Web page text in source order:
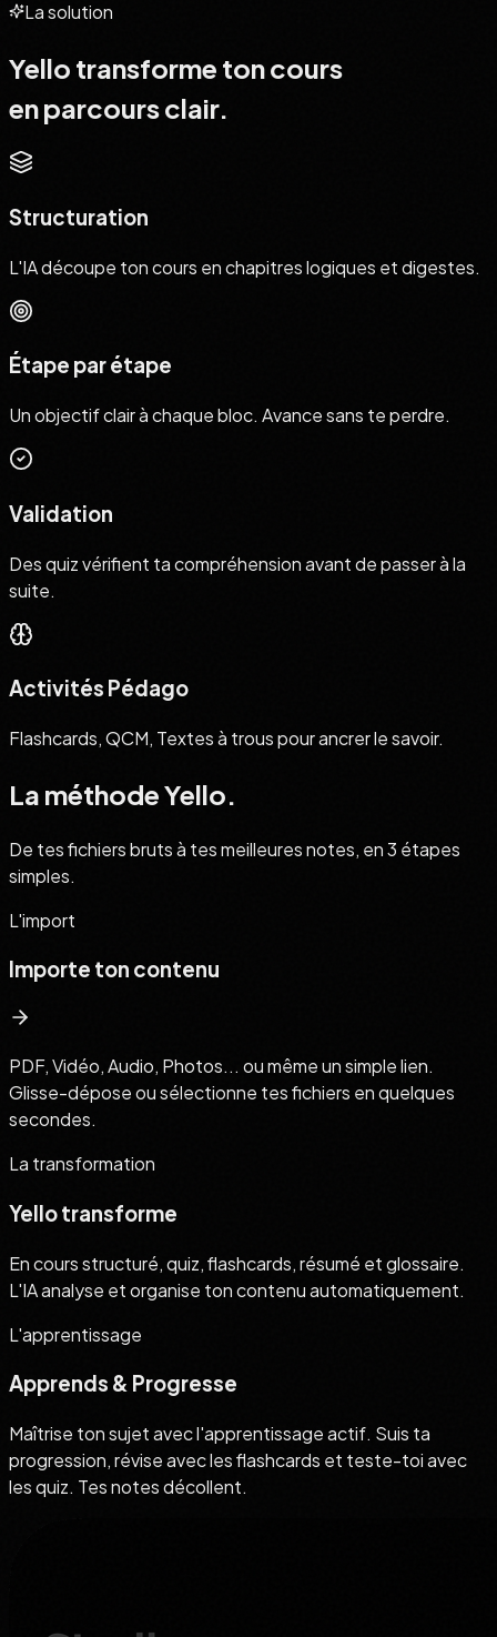
La solution
Yello transforme ton cours
en parcours clair.
Structuration
L'IA découpe ton cours en chapitres logiques et digestes.
Étape par étape
Un objectif clair à chaque bloc. Avance sans te perdre.
Validation
Des quiz vérifient ta compréhension avant de passer à la
suite.
Activités Pédago
Flashcards, QCM, Textes à trous pour ancrer le savoir.
La méthode Yello.
De tes fichiers bruts à tes meilleures notes, en 3 étapes
simples.
L'import
Importe ton contenu
PDF, Vidéo, Audio, Photos... ou même un simple lien.
Glisse-dépose ou sélectionne tes fichiers en quelques
secondes.
La transformation
Yello transforme
En cours structuré, quiz, flashcards, résumé et glossaire.
L'IA analyse et organise ton contenu automatiquement.
L'apprentissage
Apprends & Progresse
Maîtrise ton sujet avec l'apprentissage actif. Suis ta
progression, révise avec les flashcards et teste-toi avec
les quiz. Tes notes décollent.